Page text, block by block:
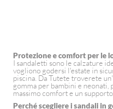
Protezione e comfort per le
I sandaletti sono le calzature
vogliono godersi l'estate in
piscina. Da Tutete troverete
gomma per bambini e
massimo comfort e un
Perché scegliere i sandali in